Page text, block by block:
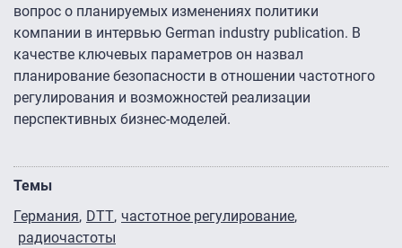
вопрос о планируемых изменениях политики
компании в интервью German industry publication. В
качестве ключевых параметров он назвал
планирование безопасности в отношении частотного
регулирования и возможностей реализации
перспективных бизнес-моделей.
Темы
Германия DTT частотное регулирование
радиочастоты